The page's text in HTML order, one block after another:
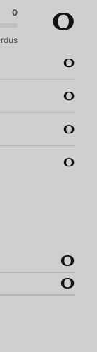
0 0
0
0
0
0
0
0